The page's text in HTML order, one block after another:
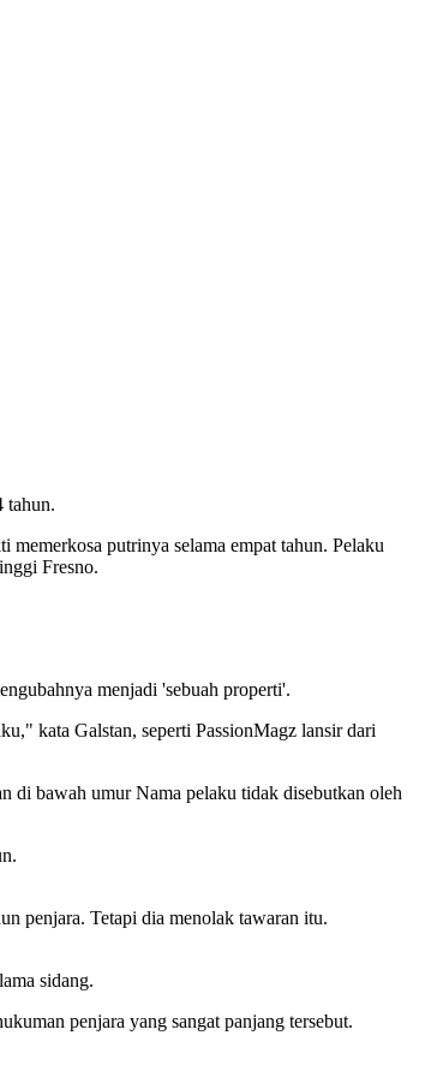
tahun.
putrinya selama empat tahun. Pelaku
Fresno.
menjadi 'sebuah properti'.
kata Galstan, seperti PassionMagz lansir dari
di bawah umur Nama pelaku tidak disebutkan oleh
penjara. Tetapi dia menolak tawaran itu.
sidang.
penjara yang sangat panjang tersebut.